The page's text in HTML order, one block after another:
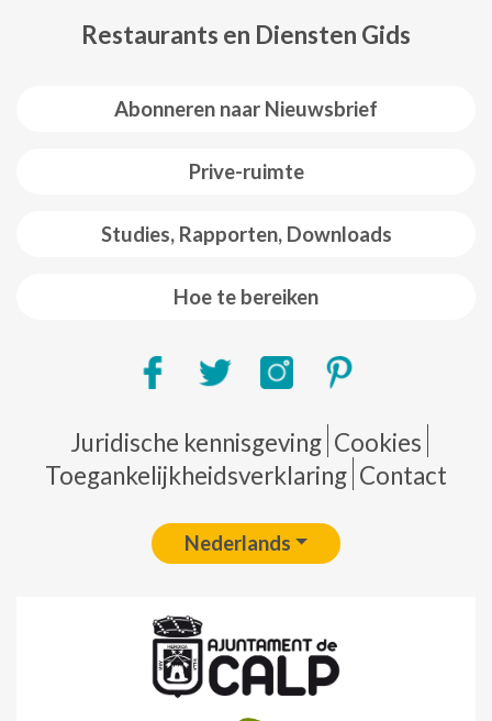
Abonneren naar Nieuwsbrief
Prive-ruimte
Studies, Rapporten, Downloads
Hoe te bereiken
Restaurants en Diensten Gids
Pie de página
Juridische kennisgeving Cookies
Toegankelijkheidsverklaring Contact
Nederlands